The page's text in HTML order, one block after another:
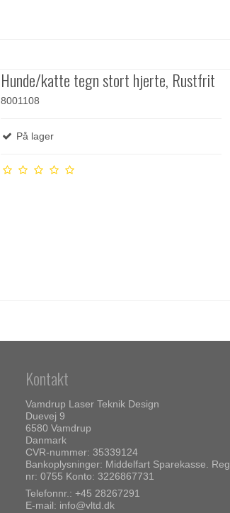
Hunde/katte tegn stort hjerte, Rustfrit
8001108
På lager
Kontakt
Vamdrup Laser Teknik Design
Duevej 9
6580 Vamdrup
Danmark
CVR-nummer: 35339124
Bankoplysninger: Middelfart Sparekasse. Reg
nr: 0755 Konto: 3226867731
Telefonnr.: +45 28267291
E-mail: info@vltd.dk